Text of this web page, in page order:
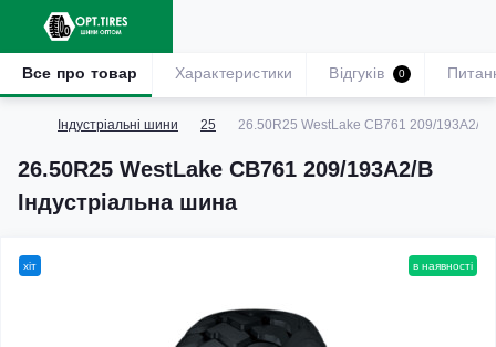
Індустріальні шини 25 26.50R25 WestLake CB761 209/193A2/B
26.50R25 WestLake CB761 209/193A2/B
Індустріальна шина
Все про товар Характеристики Відгуків 0
хіт в наявності